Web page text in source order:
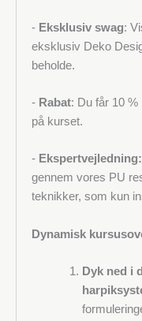
- Eksklusiv swag:
eksklusiv Deko
beholde.
- Rabat: Du får 10 %
på kurset.
- Ekspertvejledning:
gennem vores PU
teknikker, som kun
Dynamisk
Dyk ned i